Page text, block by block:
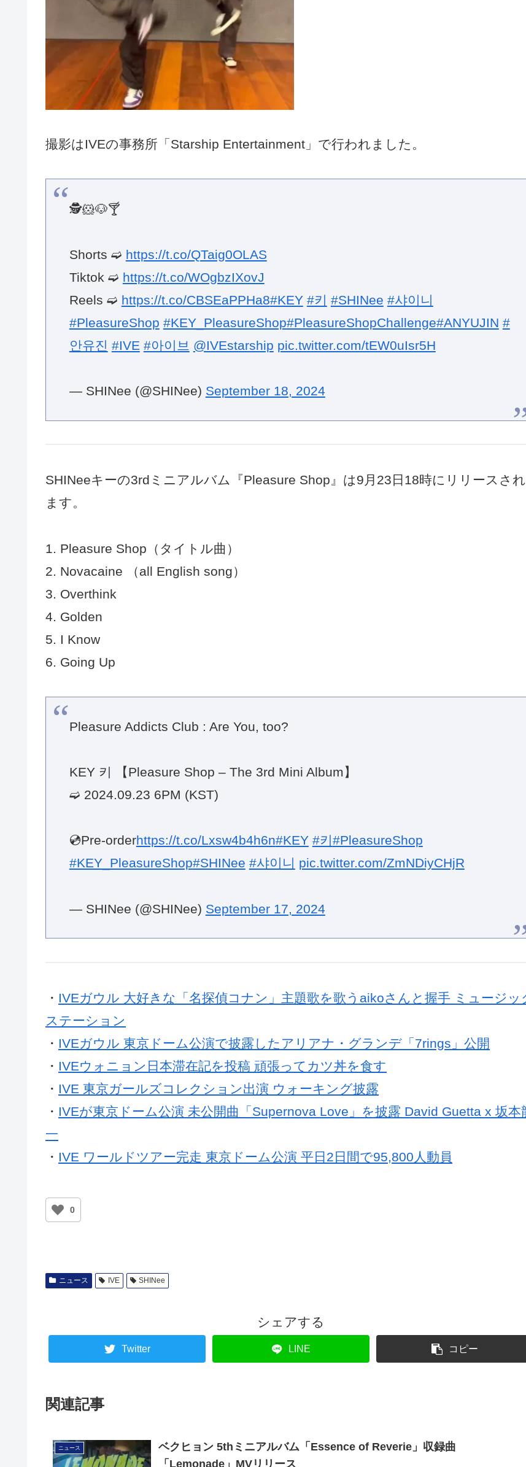
撮影はIVEの事務所「Starship Entertainment」で行われました。
🕵️🐹🐶🍸
Shorts ➫https://t.co/QTaig0OLAS
Tiktok ➫https://t.co/WOgbzIXovJ
Reels ➫https://t.co/CBSEaPPHa8#KEY #키 #SHINee #샤이니
#PleasureShop #KEY_PleasureShop#PleasureShopChallenge#ANYUJIN #
안유진 #IVE #아이브 @IVEstarship pic.twitter.com/tEW0uIsr5H
— SHINee (@SHINee)September 18, 2024
SHINeeキーの3rdミニアルバム『Pleasure Shop』は9月23日18時にリリースされ
ます。
1. Pleasure Shop（タイトル曲）
2. Novacaine （all English song）
3. Overthink
4. Golden
5. I Know
6. Going Up
#KEY_PleasureShop
0
シェアする
Twitter LINE コピー
関連記事
ニュース ベクヒョン 5thミニアルバム「Essence of Reverie」収録曲